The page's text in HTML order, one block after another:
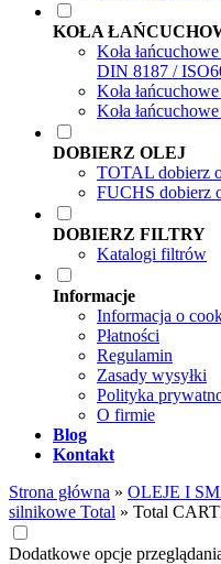
KOŁA
Koła
DIN 8187 /
Koła
Koła
DOBIERZ OLEJ
TOTAL dobierz
FUCHS dobierz
DOBIERZ FILTRY
Katalogi filtrów
Informacje
Informacja o
Płatności
Regulamin
Zasady wysyłki
Polityka
O firmie
Blog
Kontakt
Strona główna » OLEJE I
silnikowe Total » Total
Dodatkowe opcje